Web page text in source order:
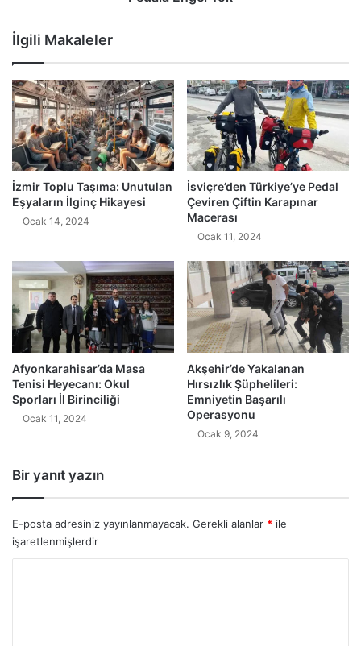
İlgili Makaleler
İzmir Toplu Taşıma: Unutulan
Eşyaların İlginç Hikayesi
Ocak 14, 2024
İsviçre’den Türkiye’ye Pedal
Çeviren Çiftin Karapınar
Macerası
Ocak 11, 2024
Afyonkarahisar’da Masa
Tenisi Heyecanı: Okul
Sporları İl Birinciliği
Ocak 11, 2024
Akşehir’de Yakalanan
Hırsızlık Şüphelileri:
Emniyetin Başarılı
Operasyonu
Ocak 9, 2024
Bir yanıt yazın
E-posta adresiniz yayınlanmayacak. Gerekli alanlar * ile
işaretlenmişlerdir